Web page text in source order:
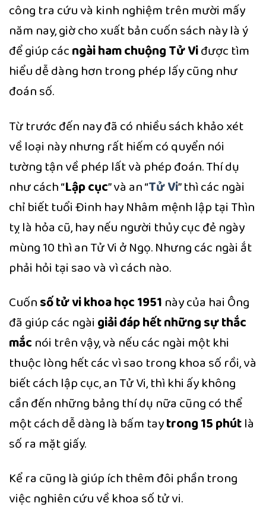
công tra cứu và kinh nghiệm trên mười mấy
năm nay, giờ cho xuất bản cuốn sách này là ý
để giúp cácngài ham chuộng Tử Viđược tìm
hiểu dễ dàng hơn trong phép lấy cũng như
đoán số.
Từ trước đến nay đã có nhiều sách khảo xét
về loại này nhưng rất hiếm có quyển nói
tường tận về phép lất và phép đoán. Thí dụ
như cách “Lập cục” và an “Tử Vi” thì các ngài
chỉ biết tuổi Đinh hay Nhâm mệnh lập tại Thìn
tỵ là hỏa cũ, hay nếu người thủy cục đẻ ngày
mùng 10 thì an Tử Vi ở Ngọ. Nhưng các ngài ắt
phải hỏi tại sao và vì cách nào.
Cuốnsố tử vi khoa học 1951 này của hai Ông
đã giúp các ngài giải đáp hết những sự thắc
mắc nói trên vậy, và nếu các ngài một khi
thuộc lòng hết các vì sao trong khoa số rồi, và
biết cách lập cục, an Tử Vi, thì khi ấy không
cần đến những bảng thí dụ nữa cũng có thể
một cách dễ dàng là bấm taytrong 15 phútlà
số ra mặt giấy.
Kể ra cũng là giúp ích thêm đôi phần trong
việc nghiên cứu về khoa số tử vi.